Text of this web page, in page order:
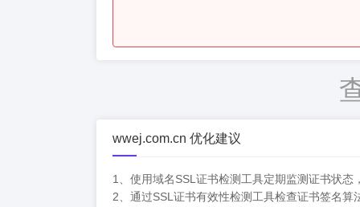
wwej.com.cn 优化建议
1、使用域名SSL证书检测工具定期监测证书状
2、通过SSL证书有效性检测工具检查证书签名